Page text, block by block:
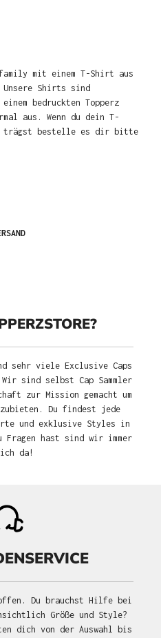
mit einem T-Shirt aus
Shirts sind
bedruckten Topperz
aus. Wenn du dein T-
trägst bestelle es dir bitte
sehr viele Exclusive Caps
sind selbst Cap Sammler
zur Mission gemacht um
Du findest jede
und exklusive Styles in
Fragen hast sind wir immer
da!
Du brauchst Hilfe bei
Größe und Style?
dich von der Auswahl bis